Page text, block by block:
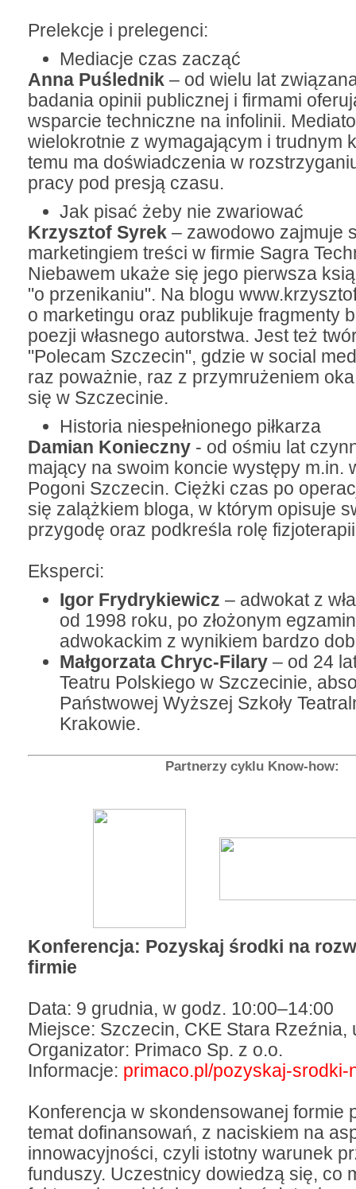
Prelekcje i prelegenci:
Mediacje czas zacząć
Anna Puślednik – od wielu lat
badania opinii publicznej i firmami
wsparcie techniczne na infolinii.
wielokrotnie z wymagającym i trudnym
temu ma doświadczenia w
pracy pod presją czasu.
Jak pisać żeby nie zwariować
Krzysztof Syrek – zawodowo zajmuje
marketingiem treści w firmie Sagra
Niebawem ukaże się jego pierwsza
"o przenikaniu". Na blogu
o marketingu oraz publikuje fragmenty
poezji własnego autorstwa. Jest też
"Polecam Szczecin", gdzie w social
raz poważnie, raz z przymrużeniem
się w Szczecinie.
Historia niespełnionego piłkarza
Damian Konieczny - od ośmiu lat
mający na swoim koncie występy m.in.
Pogoni Szczecin. Ciężki czas po
się zalążkiem bloga, w którym opisuje
przygodę oraz podkreśla rolę
Eksperci:
Igor Frydrykiewicz – adwokat z
od 1998 roku, po złożonym
adwokackim z wynikiem bardzo
Małgorzata Chryc-Filary – od 24
Teatru Polskiego w Szczecinie,
Państwowej Wyższej Szkoły
Krakowie.
Partnerzy cyklu Know-how:
Konferencja: Pozyskaj środki na
firmie
Data: 9 grudnia, w godz. 10:00–14:00
Miejsce: Szczecin, CKE Stara Rzeźnia,
Organizator: Primaco Sp. z o.o.
Informacje: primaco.pl/pozyskaj-srodki-
Konferencja w skondensowanej formie
temat dofinansowań, z naciskiem na
innowacyjności, czyli istotny warunek
funduszy. Uczestnicy dowiedzą się, co